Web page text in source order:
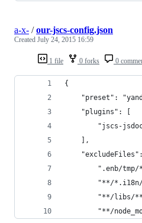
1 file 0 forks 0
a-x- /our-jscs-config.json
Created July 24, 2015 16:59
{
"preset":
    "plugins": [
"jscs-
    ],
"excludeFiles":
".enb/tmp/
"**/
"**/libs/
"**/